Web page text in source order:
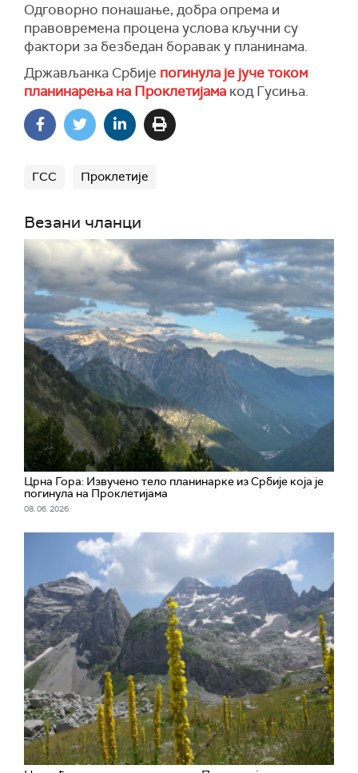
Одговорно понашање, добра опрема и
правовремена процена услова кључни су
фактори за безбедан боравак у планинама.
Држављанка Србије погинула је јуче током
планинарења на Проклетијама код Гусиња.
ГСС Проклетије
Везани чланци
Црна Гора: Извучено тело планинарке из Србије која је
погинула на Проклетијама
08. 06. 2026.